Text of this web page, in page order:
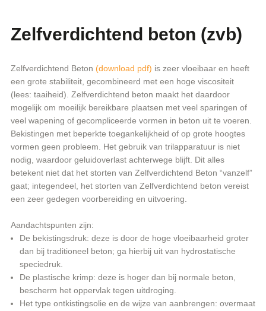
Zelfverdichtend beton (zvb)
Zelfverdichtend Beton (download pdf) is zeer vloeibaar en heeft
een grote stabiliteit, gecombineerd met een hoge viscositeit
(lees: taaiheid). Zelfverdichtend beton maakt het daardoor
mogelijk om moeilijk bereikbare plaatsen met veel sparingen of
veel wapening of gecompliceerde vormen in beton uit te voeren.
Bekistingen met beperkte toegankelijkheid of op grote hoogtes
vormen geen probleem. Het gebruik van trilapparatuur is niet
nodig, waardoor geluidoverlast achterwege blijft. Dit alles
betekent niet dat het storten van Zelfverdichtend Beton “vanzelf”
gaat; integendeel, het storten van Zelfverdichtend beton vereist
een zeer gedegen voorbereiding en uitvoering.
Aandachtspunten zijn:
De bekistingsdruk: deze is door de hoge vloeibaarheid groter
dan bij traditioneel beton; ga hierbij uit van hydrostatische
speciedruk.
De plastische krimp: deze is hoger dan bij normale beton,
bescherm het oppervlak tegen uitdroging.
Het type ontkistingsolie en de wijze van aanbrengen: overmaat